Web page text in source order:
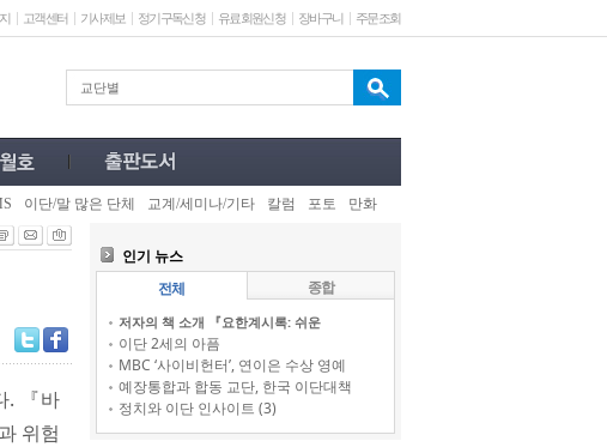
고객센터 기사제보 정기구독신청 유료회원신청 장바구니 주문조회
이단/말 많은 단체 교계/세미나/기타 칼럼 포토 만화
. 『바
위험
인기 뉴스
전체
종합
저자의 책 소개 『요한계시록: 쉬운
이단 2세의 아픔
MBC ‘사이비헌터’, 연이은 수상 영예
예장통합과 합동 교단, 한국 이단대책
정치와 이단 인사이트 (3)